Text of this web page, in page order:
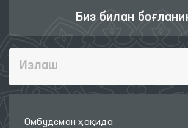
Биз билан
Омбудсман ҳақида